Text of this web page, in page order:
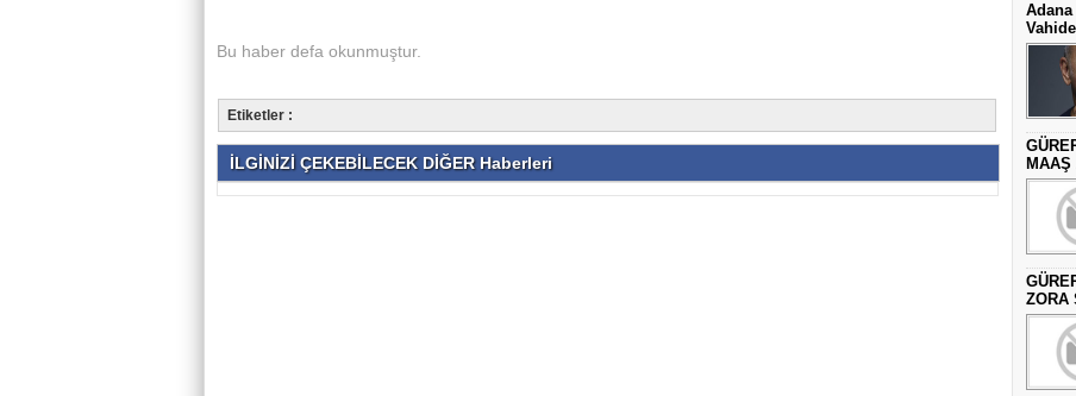
Bu haber defa okunmuştur.
Etiketler :
İLGİNİZİ ÇEKEBİLECEK DİĞER Haberleri
Adana
ZORA